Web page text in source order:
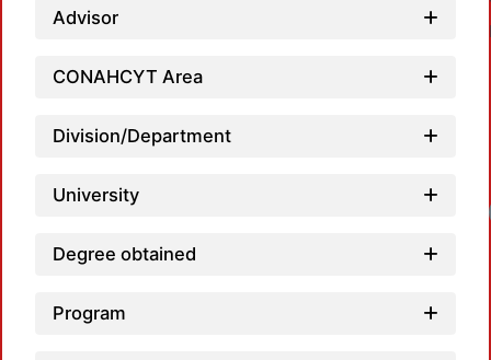
Advisor
CONAHCYT Area
Division/Department
University
Degree obtained
Program